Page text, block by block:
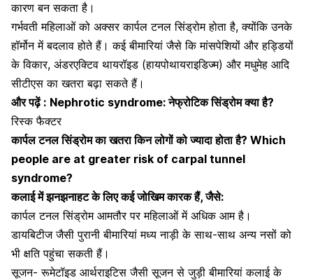
कारण बन सकता है।
गर्भवती महिलाओंको अक्सर कार्पल टनल सिंड्रोम होता है, क्योंकि उनके
हॉर्मोन में बदलाव होते हैं। कई बीमारियां जैसे कि मांसपेशियों औरहड्डियों
के विकार, अंडरएक्टिव थायरॉइड (हायपोथायराइडिज्म) और मधुमेह आदि
सीटीएस का खतरा बढ़ा सकते हैं।
और पढ़ें : Nephrotic syndrome: नेफ्रोटिक सिंड्रोम क्या है?
रिस्क फैक्टर
कार्पल टनल सिंड्रोम का खतरा किन लोगों को ज्यादा होता है? Which
people are at greater risk of carpal tunnel
syndrome?
कलाई में झनझनाहट के लिए कई जोखिम कारक हैं, जैसे:
कार्पल टनल सिंड्रोम आमतौर पर महिलाओं में अधिक आम है।
डायबिटीज जैसी पुरानी बीमारियां मध्य नाड़ी के साथ-साथ अन्य नसों को
भी क्षति पहुंचा सकती हैं।
सूजन-रूमेटॉइड आर्थराइटिस जैसी सूजन से जुड़ी बीमारियां कलाई के